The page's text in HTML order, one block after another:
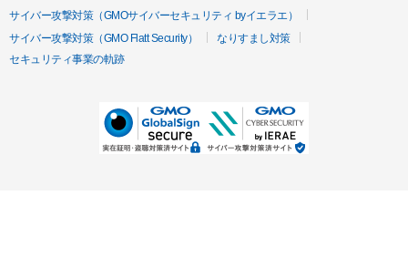
サイバー攻撃対策（GMOサイバーセキュリティ byイエラエ）
サイバー攻撃対策（GMO Flatt Security）
なりすまし対策
セキュリティ事業の軌跡